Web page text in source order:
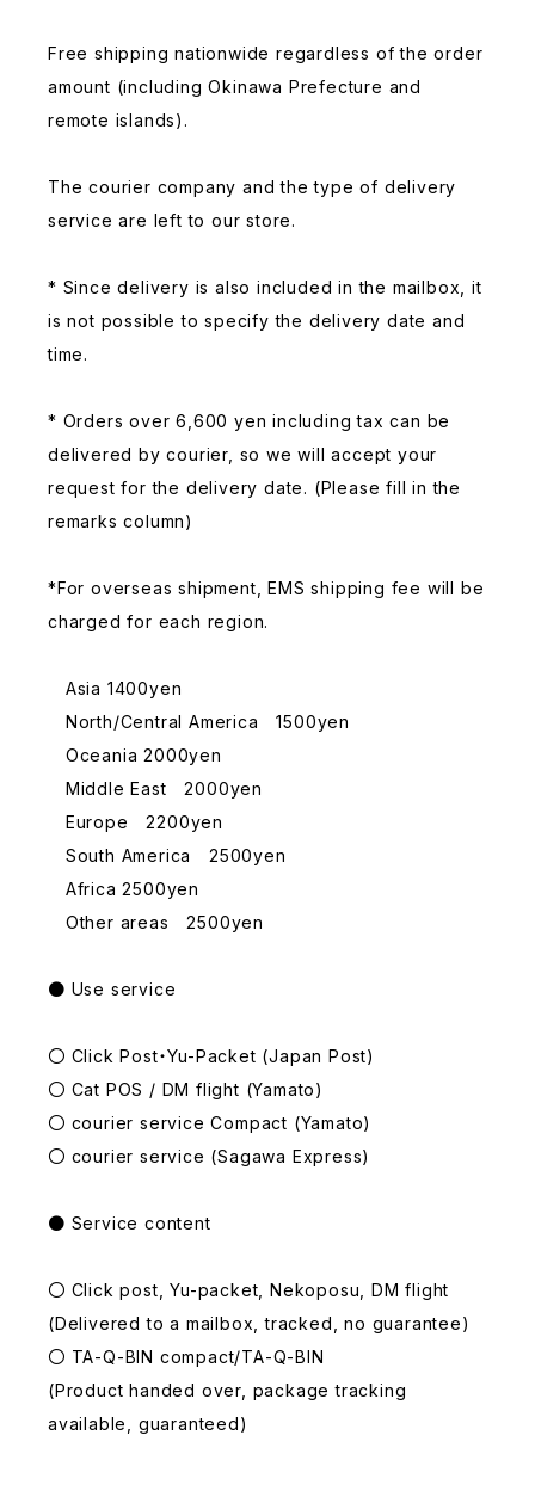
Free shipping nationwide regardless of the order
amount (including Okinawa Prefecture and
remote islands).
The courier company and the type of delivery
service are left to our store.
* Since delivery is also included in the mailbox, it
is not possible to specify the delivery date and
time.
* Orders over 6,600 yen including tax can be
delivered by courier, so we will accept your
request for the delivery date. (Please fill in the
remarks column)
*For overseas shipment, EMS shipping fee will be
charged for each region.
Asia 1400yen
North/Central America 1500yen
Oceania 2000yen
Middle East 2000yen
Europe 2200yen
South America 2500yen
Africa 2500yen
Other areas 2500yen
● Use service
〇 Click Post・Yu-Packet (Japan Post)
〇 Cat POS / DM flight (Yamato)
〇 courier service Compact (Yamato)
〇 courier service (Sagawa Express)
● Service content
〇 Click post, Yu-packet, Nekoposu, DM flight
(Delivered to a mailbox, tracked, no guarantee)
〇 TA-Q-BIN compact/TA-Q-BIN
(Product handed over, package tracking
available, guaranteed)